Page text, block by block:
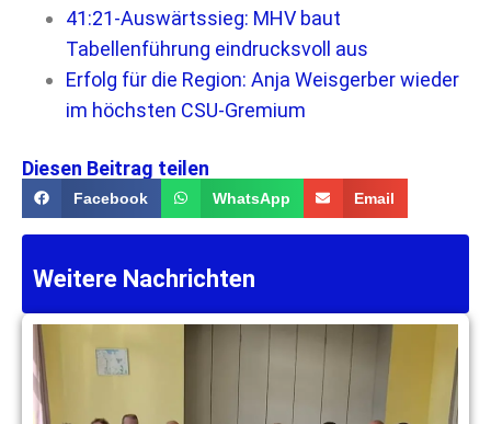
41:21-Auswärtssieg: MHV baut
Tabellenführung eindrucksvoll aus
Erfolg für die Region: Anja Weisgerber wieder
im höchsten CSU-Gremium
Diesen Beitrag teilen
Facebook WhatsApp Email
Weitere Nachrichten